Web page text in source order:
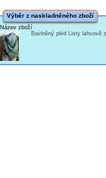
Výběr z naskladněného zboží
Název zboží
Bavlněný pléd Listy lahvově